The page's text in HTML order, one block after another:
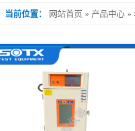
当前位置： 网站首页 » 产品中心 »